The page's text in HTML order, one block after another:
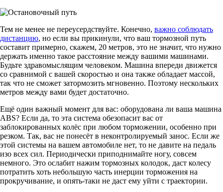
Тем не менее не переусердствуйте. Конечно, важно соблюдать
дистанцию, но если вы прикинули, что ваш тормозной путь
составит примерно, скажем, 20 метров, это не значит, что нужно
держать именно такое расстояние между вашими машинами.
Будьте здравомыслящим человеком. Машина впереди движется
со сравнимой с вашей скоростью и она также обладает массой,
так что не сможет затормозить мгновенно. Поэтому нескольких
метров между вами будет достаточно.
Ещё один важный момент для вас: оборудована ли ваша машина
ABS? Если да, то эта система обезопасит вас от
заблокированных колёс при любом торможении, особенно при
резком. Так, вас не понесёт в неконтролируемый занос. Если же
этой системы на вашем автомобиле нет, то не давите на педаль
изо всех сил. Периодически приподнимайте ногу, совсем
немного. Это ослабит нажим тормозных колодок, даст колесу
потратить хоть небольшую часть инерции торможения на
прокручивание, и опять-таки не даст ему уйти с траектории.